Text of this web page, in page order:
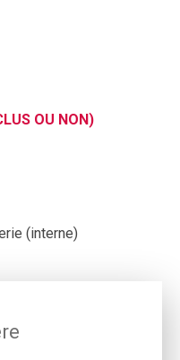
OU NON)
(interne)